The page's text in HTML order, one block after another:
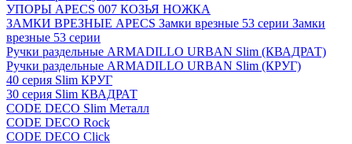
УПОРЫ APECS 007 КОЗЬЯ НОЖКА
ЗАМКИ ВРЕЗНЫЕ APECS Замки врезные 53 серии Замки
врезные 53 серии
Ручки раздельные ARMADILLO URBAN Slim (КВАДРАТ)
Ручки раздельные ARMADILLO URBAN Slim (КРУГ)
40 серия Slim КРУГ
30 серия Slim КВАДРАТ
CODE DECO Slim Металл
CODE DECO Rock
CODE DECO Click